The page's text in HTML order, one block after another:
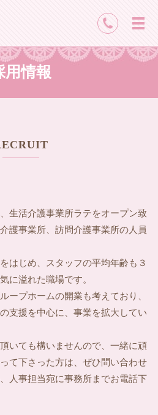
メ
用情報
生活介護事業所ラテをオープン致
護事業所、訪問介護事業所の人員
はじめ、スタッフの平均年齢も３
に溢れた職場です。
ープホームの開業も考えており、
支援を中心に、事業を拡大してい
いても構いませんので、一緒に頑
て下さった方は、ぜひ問い合わせ
人事担当宛に事務所までお電話下